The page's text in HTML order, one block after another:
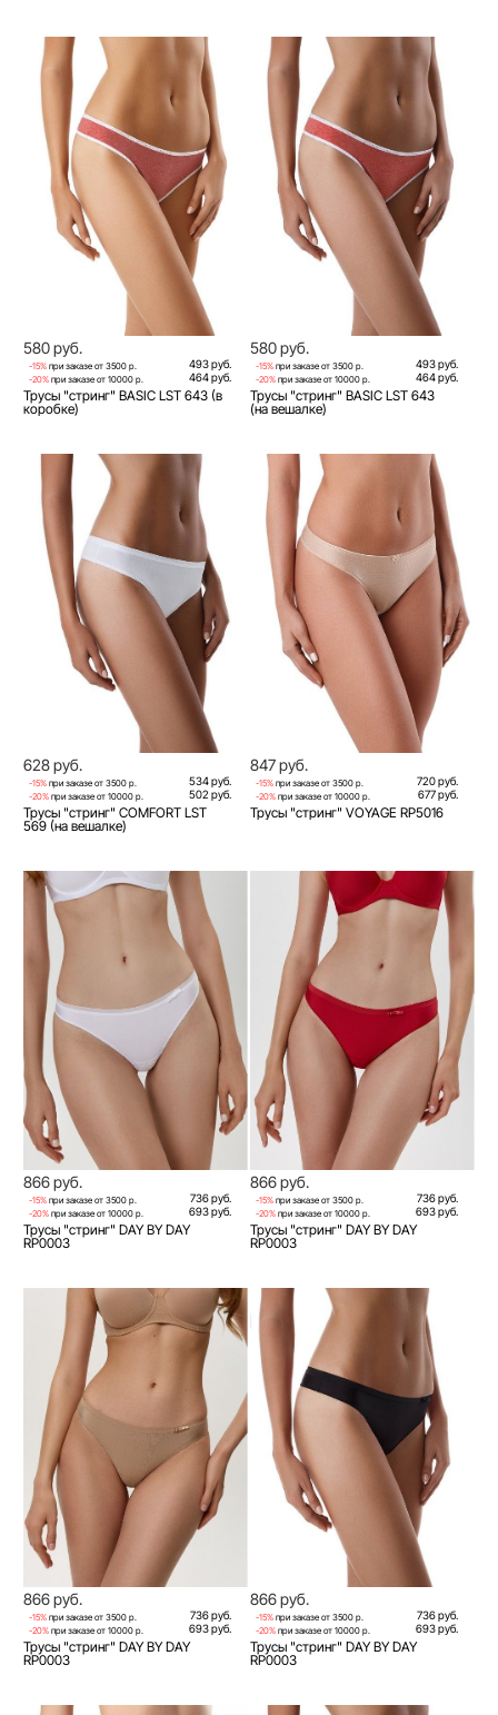
580 руб.
-15% при заказе от 3500 р. 493 руб.
-20% при заказе от 10000 р. 464 руб.
Трусы "стринг" BASIC LST 643 (в
коробке)
580 руб.
-15% при заказе от 3500 р. 493 руб.
-20% при заказе от 10000 р. 464 руб.
Трусы "стринг" BASIC LST 643
(на вешалке)
628 руб.
-15% при заказе от 3500 р. 534 руб.
-20% при заказе от 10000 р. 502 руб.
Трусы "стринг" COMFORT LST
569 (на вешалке)
847 руб.
-15% при заказе от 3500 р. 720 руб.
-20% при заказе от 10000 р. 677 руб.
Трусы "стринг" VOYAGE RP5016
866 руб.
-15% при заказе от 3500 р. 736 руб.
-20% при заказе от 10000 р. 693 руб.
Трусы "стринг" DAY BY DAY
RP0003
866 руб.
-15% при заказе от 3500 р. 736 руб.
-20% при заказе от 10000 р. 693 руб.
Трусы "стринг" DAY BY DAY
RP0003
866 руб.
-15% при заказе от 3500 р. 736 руб.
-20% при заказе от 10000 р. 693 руб.
Трусы "стринг" DAY BY DAY
RP0003
866 руб.
-15% при заказе от 3500 р. 736 руб.
-20% при заказе от 10000 р. 693 руб.
Трусы "стринг" DAY BY DAY
RP0003